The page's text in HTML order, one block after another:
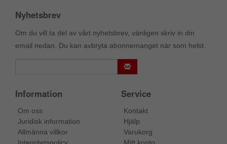
Nyhetsbrev
Om du vill ta del av vårt nyhetsbrev, vänligen skriv in din
email nedan. Du kan avbryta abonnemanget när som helst.
Information
Om oss
Juridisk information
Allmänna villkor
Integritetspolicy
Service
Kontakt
Hjälp
Varukorg
Mitt konto